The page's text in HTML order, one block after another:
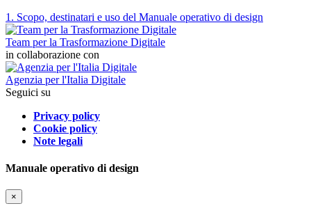
1. Scopo, destinatari e uso del Manuale operativo di design
Team per la Trasformazione Digitale
in collaborazione con
Agenzia per l'Italia Digitale
Seguici su
Privacy policy
Cookie policy
Note legali
Manuale operativo di design
×